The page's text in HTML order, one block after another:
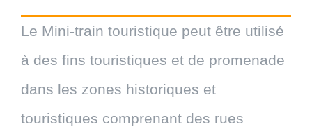
Le Mini-train touristique peut être utilisé
à des fins touristiques et de promenade
dans les zones historiques et
touristiques comprenant des rues